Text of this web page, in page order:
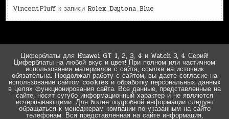
VincentPluffк записи Rolex_Daytona_Blue
Циферблаты для Huawei GT 1, 2, 3, 4 и Watch 3, 4 Серий!
Циферблаты на любой вкус и цвет! При полном или частичном
использовании материалов с сайта, ссылка на источник
обязательна. Продолжая работу с сайтом, вы даете согласие на
использование сайтом cookies и обработку персональных данных
в целях функционирования сайта. Все данные, представленные на
сайте, носят сугубо информационный характер и не являются
исчерпывающими. Для более подробной информации следует
обращаться к менеджерам компании по указанным на сайте
телефонам. Вся представленная на сайте информация,